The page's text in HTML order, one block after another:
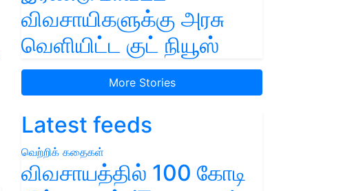
விவசாயிகளுக்கு அரசு
வெளியிட்ட குட் நியூஸ்
More Stories
Latest feeds
வெற்றிக் கதைகள்
விவசாயத்தில் 100 கோடி